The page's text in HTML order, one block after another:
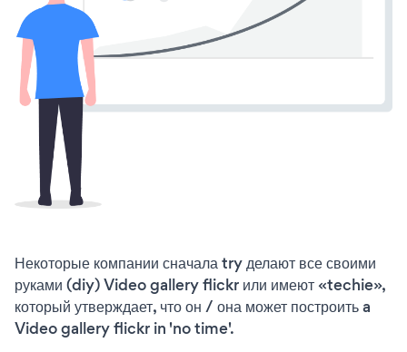
Некоторые компании сначала try делают все своими
руками (diy) Video gallery flickr или имеют «techie»,
который утверждает, что он / она может построить a
Video gallery flickr in 'no time'.